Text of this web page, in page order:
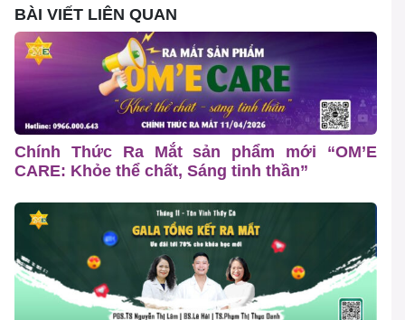
BÀI VIẾT LIÊN QUAN
Chính Thức Ra Mắt sản phẩm mới “OM’E
CARE: Khỏe thể chất, Sáng tinh thần”